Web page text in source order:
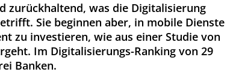
zurückhaltend, was die Digitalisierung
Sie beginnen aber, in mobile Dienste
zu investieren, wie aus einer Studie von
Im Digitalisierungs-Ranking von 29
Banken.